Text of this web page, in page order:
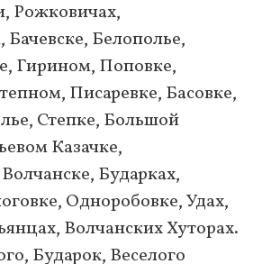
Рожковичах,
Белополье,
Гирином, Поповке,
Писаревке, Басовке,
Степке, Большой
Казачке,
Бударках,
Одноробовке, Удах,
Волчанских Хуторах.
Бударок, Веселого